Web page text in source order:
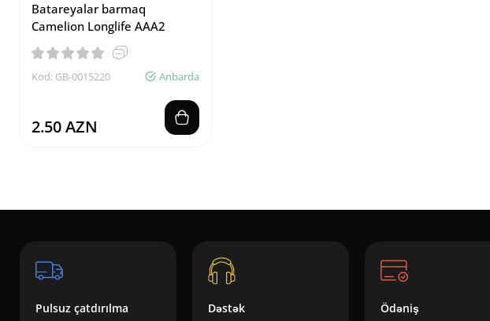
Batareyalar barmaq
Camelion Longlife AAA2
Kod: GB-0015220 Anbarda
2.50 AZN
Pulsuz çatdırılma Dəstək Ödəniş